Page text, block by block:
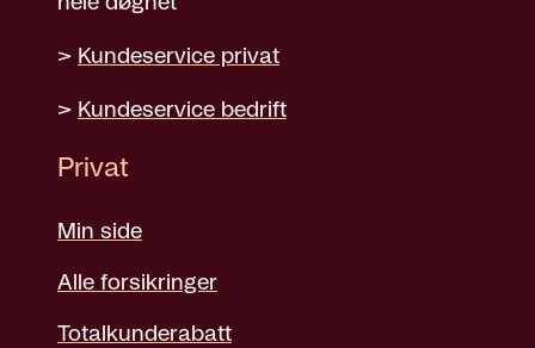
> Kundeservice privat
> Kundeservice bedrift
Privat
Min side
Alle forsikringer
Totalkunderabatt